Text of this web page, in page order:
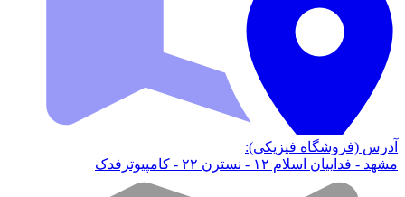
آدرس (فروشگاه فیزیکی):
مشهد - فداییان اسلام ۱۲ - نسترن ۲۲ - کامپیوترفدک